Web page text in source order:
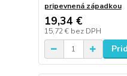
pripevnená západkou
19,34 €
15,72 € bez DPH